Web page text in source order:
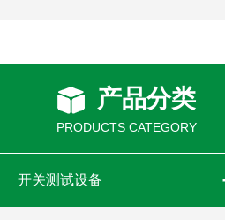
产品分类
PRODUCTS CATEGORY
开关测试设备